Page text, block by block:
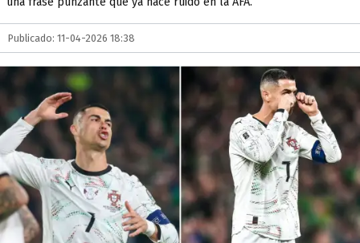
Publicado: 11-04-2026 18:38